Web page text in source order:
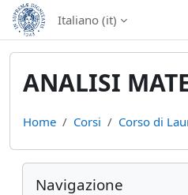
Vai al contenuto principale
Italiano ‎(it)‎
ANALISI
Home Corsi Corso di
Blocchi
Salta Navigazione
Navigazione